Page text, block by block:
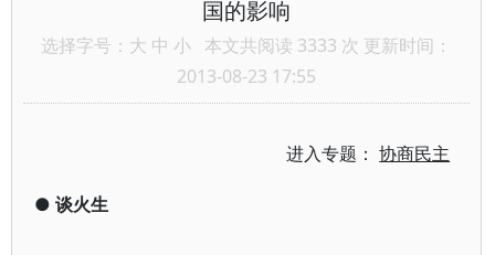
国的影响
选择字号： 大 中 小 本文共阅读 3333 次 更新时间：
2013-08-23 17:55
进入专题：协商民主
● 谈火生